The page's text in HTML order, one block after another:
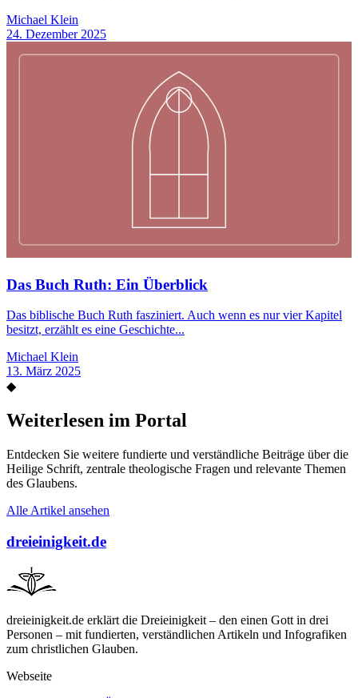
Michael Klein
24. Dezember 2025
Das Buch Ruth: Ein Überblick
Das biblische Buch Ruth fasziniert. Auch wenn es nur vier Kapitel
besitzt, erzählt es eine Geschichte...
Michael Klein
13. März 2025
◆
Weiterlesen im Portal
Entdecken Sie weitere fundierte und verständliche Beiträge über die
Heilige Schrift, zentrale theologische Fragen und relevante Themen
des Glaubens.
Alle Artikel ansehen
dreieinigkeit.de
dreieinigkeit.de erklärt die Dreieinigkeit – den einen Gott in drei
Personen – mit fundierten, verständlichen Artikeln und Infografiken
zum christlichen Glauben.
Webseite